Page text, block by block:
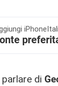
di